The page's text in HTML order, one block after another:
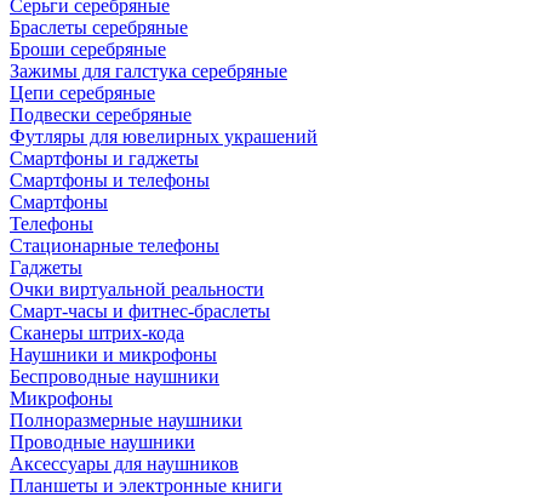
Серьги серебряные
Браслеты серебряные
Броши серебряные
Зажимы для галстука серебряные
Цепи серебряные
Подвески серебряные
Футляры для ювелирных украшений
Смартфоны и гаджеты
Смартфоны и телефоны
Смартфоны
Телефоны
Стационарные телефоны
Гаджеты
Очки виртуальной реальности
Смарт-часы и фитнес-браслеты
Сканеры штрих-кода
Наушники и микрофоны
Беспроводные наушники
Микрофоны
Полноразмерные наушники
Проводные наушники
Аксессуары для наушников
Планшеты и электронные книги